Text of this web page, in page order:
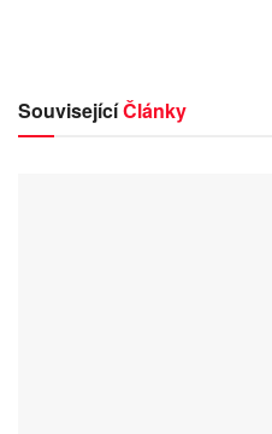
SouvisejícíČlánky